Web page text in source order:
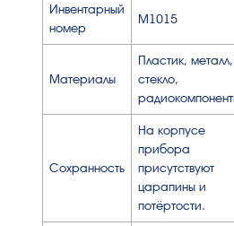
Инвентарный
номер
М1015
Материалы
Пластик, металл,
стекло,
Сохранность
На корпусе
прибора
присутствуют
царапины и
потёртости.